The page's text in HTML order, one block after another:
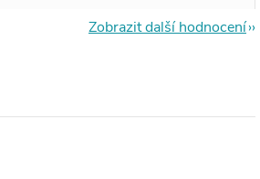
Zobrazit další hodnocení